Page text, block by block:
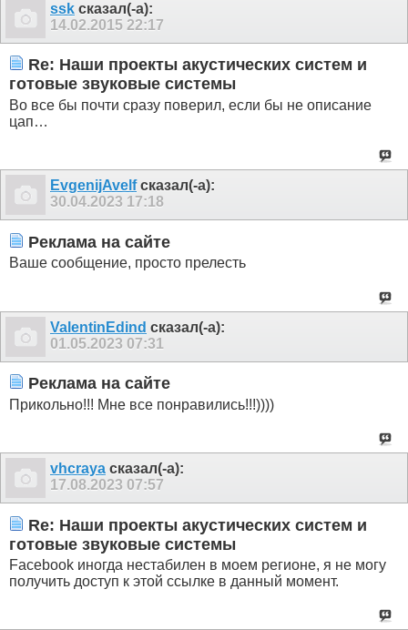
ssk сказал(-а):
14.02.2015 22:17
Re: Наши проекты акустических систем и
готовые звуковые системы
Во все бы почти сразу поверил, если бы не описание
цап…
EvgenijAvelfсказал(-а):
30.04.2023 17:18
Реклама на сайте
Ваше сообщение, просто прелесть
ValentinEdind сказал(-а):
01.05.2023 07:31
Реклама на сайте
Прикольно!!! Мне все понравились!!!))))
vhcraya сказал(-а):
17.08.2023 07:57
Re: Наши проекты акустических систем и
готовые звуковые системы
Facebook иногда нестабилен в моем регионе, я не могу
получить доступ к этой ссылке в данный момент.